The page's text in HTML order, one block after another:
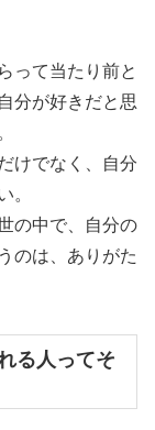
って当たり前と
分が好きだと思
けでなく、自分
。
の中で、自分の
のは、ありがた
る人ってそ